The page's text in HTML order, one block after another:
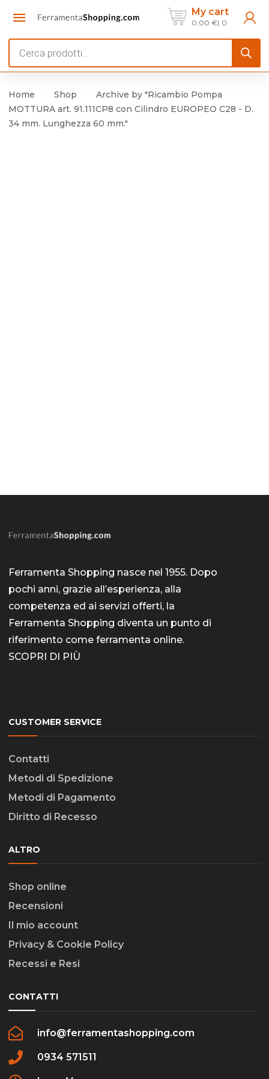
My cart
0,00 € 0
search
Home Shop
Archive by "Ricambio Pompa
MOTTURA art. 91.111CP8 con Cilindro EUROPEO C28 - D.
34 mm. Lunghezza 60 mm."
Ferramenta Shopping nasce nel 1955. Dopo
pochi anni, grazie all’esperienza, alla
competenza ed ai servizi offerti, la
Ferramenta Shopping diventa un punto di
riferimento come ferramenta online.
SCOPRI DI PIÙ
CUSTOMER SERVICE
Contatti
Metodi di Spedizione
Metodi di Pagamento
Diritto di Recesso
ALTRO
Shop online
Recensioni
Il mio account
Privacy & Cookie Policy
Recessi e Resi
CONTATTI
info@ferramentashopping.com
0934 571511